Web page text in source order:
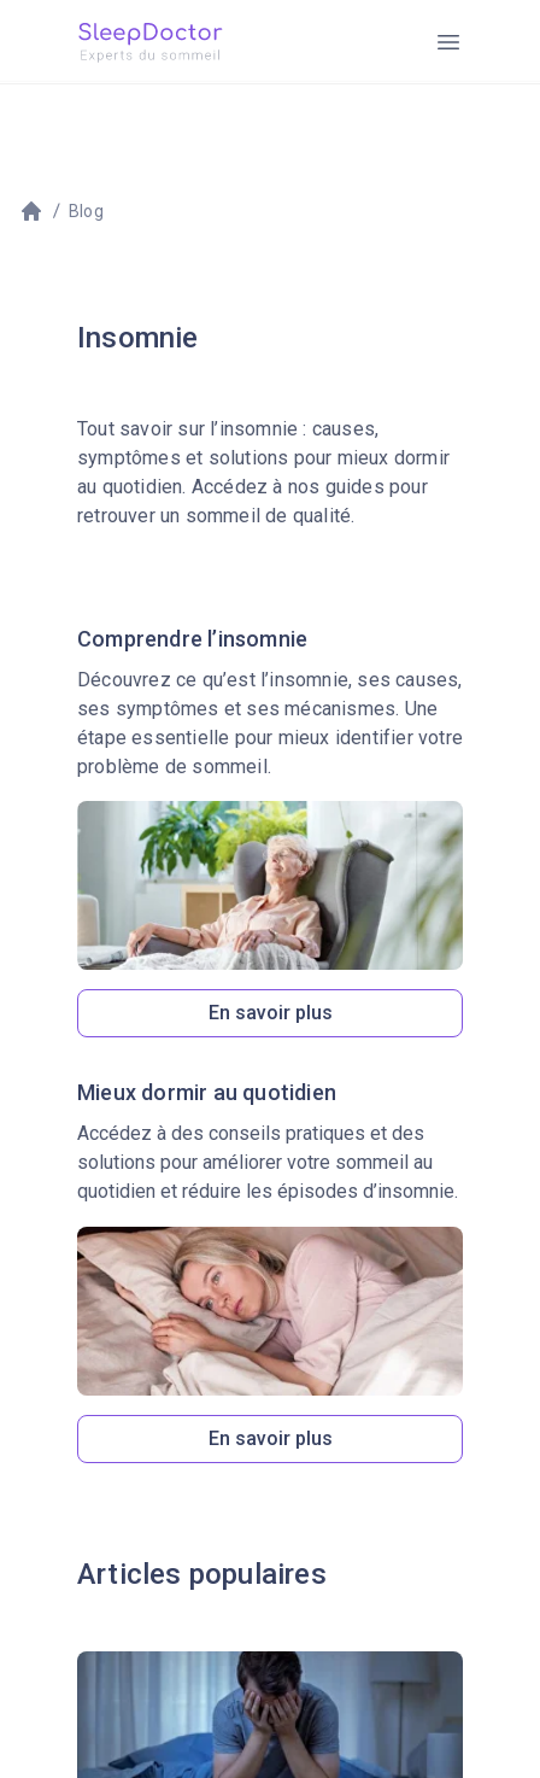
Blog
Insomnie
Tout savoir sur l’insomnie : causes,
symptômes et solutions pour mieux dormir
au quotidien. Accédez à nos guides pour
retrouver un sommeil de qualité.
Comprendre l’insomnie
Découvrez ce qu’est l’insomnie, ses causes,
ses symptômes et ses mécanismes. Une
étape essentielle pour mieux identifier votre
problème de sommeil.
Mieux dormir au quotidien
Accédez à des conseils pratiques et des
solutions pour améliorer votre sommeil au
quotidien et réduire les épisodes d’insomnie.
En savoir plus
En savoir plus
Articles populaires